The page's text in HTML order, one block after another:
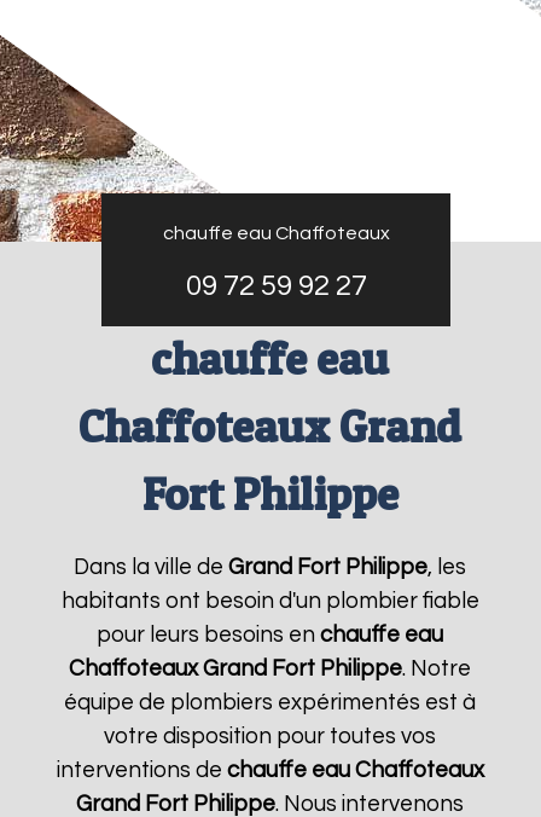
chauffe eau Chaffoteaux
09 72 59 92 27
chauffe eau
Chaffoteaux Grand
Fort Philippe
Dans la ville deGrand Fort Philippe, les
habitants ont besoin d'un plombier fiable
pour leurs besoins enchauffe eau
Chaffoteaux Grand Fort Philippe. Notre
équipe de plombiers expérimentés est à
votre disposition pour toutes vos
interventions de chauffe eau Chaffoteaux
Grand Fort Philippe. Nous intervenons